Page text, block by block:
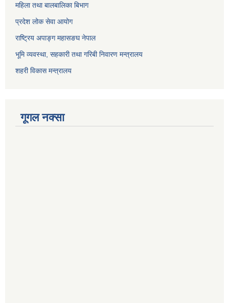
महिला तथा बालबालिका बिभाग
प्रदेश लोक सेवा आयोग
राष्ट्रिय अपाङ्ग महासङघ नेपाल
भूमि व्यवस्था, सहकारी तथा गरिबी निवारण मन्त्रालय
शहरी विकास मन्त्रालय
गूगल नक्सा